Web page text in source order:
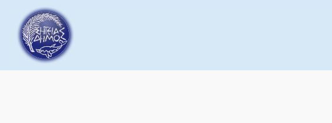
main
content